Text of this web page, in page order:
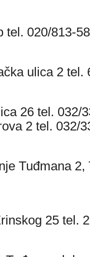
tel. 020/813-
ulica 2 tel.
26 tel. 032/
2 tel. 032/
Tuđmana
25 tel.